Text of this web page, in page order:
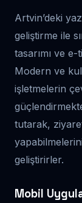
Artvin’deki
geliştirme ile
tasarımı ve
Modern ve
işletmelerin
tutarak,
geliştirirler.
Mobil